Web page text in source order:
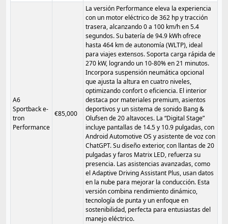
A6
Sportback e-
tron
Performance
€85,000
La versión Performance eleva la experiencia
con un motor eléctrico de 362 hp y tracción
trasera, alcanzando 0 a 100 km/h en 5.4
segundos. Su batería de 94.9 kWh ofrece
hasta 464 km de autonomía (WLTP), ideal
para viajes extensos. Soporta carga rápida de
270 kW, logrando un 10-80% en 21 minutos.
Incorpora suspensión neumática opcional
que ajusta la altura en cuatro niveles,
optimizando confort o eficiencia. El interior
destaca por materiales premium, asientos
deportivos y un sistema de sonido Bang &
Olufsen de 20 altavoces. La “Digital Stage”
incluye pantallas de 14.5 y 10.9 pulgadas, con
Android Automotive OS y asistente de voz con
ChatGPT. Su diseño exterior, con llantas de 20
pulgadas y faros Matrix LED, refuerza su
presencia. Las asistencias avanzadas, como
el Adaptive Driving Assistant Plus, usan datos
en la nube para mejorar la conducción. Esta
versión combina rendimiento dinámico,
tecnología de punta y un enfoque en
sostenibilidad, perfecta para entusiastas del
manejo eléctrico.